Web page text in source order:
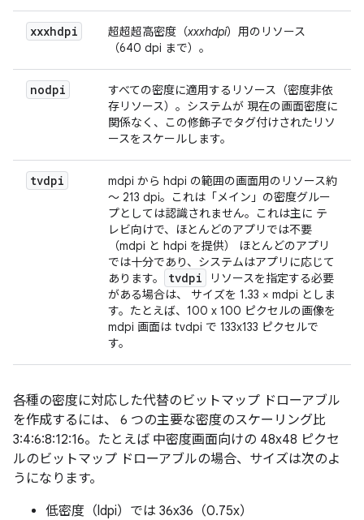
xxxhdpi 超超超高密度（xxxhdpi）用のリソース
（640 dpi まで）。
nodpi
すべての密度に適用するリソース（密度非依
存リソース）。システムが 現在の画面密度に
関係なく、この修飾子でタグ付けされたリソ
ースをスケールします。
tvdpi
mdpi から hdpi の範囲の画面用のリソース約
～ 213 dpi。これは「メイン」の密度グルー
プとしては認識されません。これは主に テ
レビ向けで、ほとんどのアプリでは不要
（mdpi と hdpi を提供） ほとんどのアプリ
では十分であり、システムはアプリに応じて
あります。
tvdpi
リソースを指定する必要
がある場合は、 サイズを 1.33 × mdpi としま
す。たとえば、100 x 100 ピクセルの画像を
mdpi 画面は tvdpi で 133x133 ピクセルで
す。
各種の密度に対応した代替のビットマップ ドローアブル
を作成するには、 6 つの主要な密度のスケーリング比
3:4:6:8:12:16。たとえば 中密度画面向けの 48x48 ピクセ
ルのビットマップ ドローアブルの場合、サイズは次のよ
うになります。
低密度（ldpi）では 36x36（0.75x）